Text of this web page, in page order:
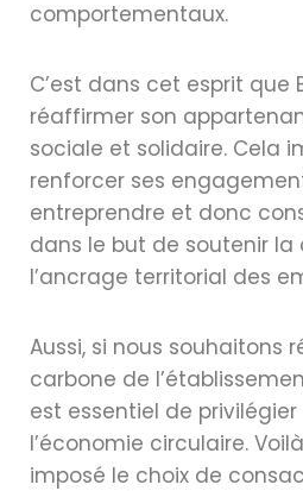
comportementaux.
C’est dans cet esprit que
réaffirmer son
sociale et solidaire. Cela
renforcer ses
entreprendre et donc
dans le but de soutenir la
l’ancrage territorial des
Aussi, si nous souhaitons
carbone de
est essentiel de
l’économie circulaire.
imposé le choix de